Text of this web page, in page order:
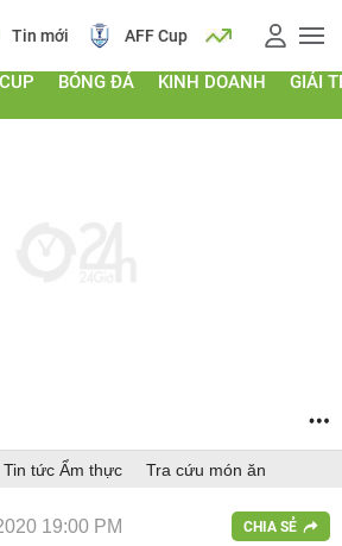
mới AFF Cup Giá vàng
BÓNG ĐÁ KINH DOANH GIẢI
Tin tức Ẩm thực Tra cứu món ăn
19:00 PM CHIA SẺ